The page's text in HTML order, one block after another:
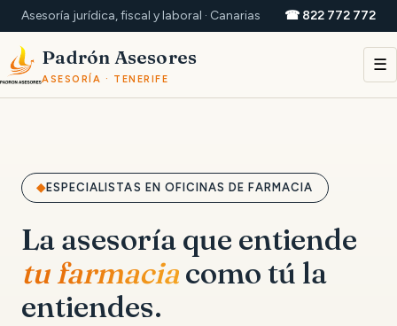
Asesoría jurídica, fiscal y laboral · Canarias ☎ 822 772 772
Padrón Asesores
ASESORÍA · TENERIFE
☰
ESPECIALISTAS EN OFICINAS DE FARMACIA
La asesoría que entiende
tu farmaciacomo tú la
entiendes.